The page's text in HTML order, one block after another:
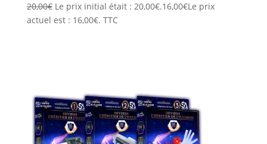
20,00€ Le prix initial était : 20,00€.16,00€Le prix
actuel est : 16,00€. TTC